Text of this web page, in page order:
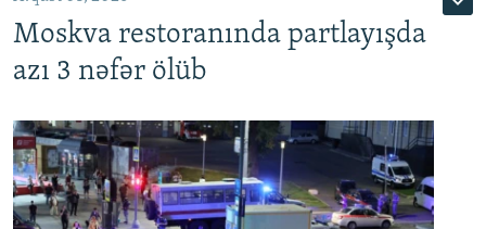
Moskva restoranında partlayışda
azı 3 nəfər ölüb